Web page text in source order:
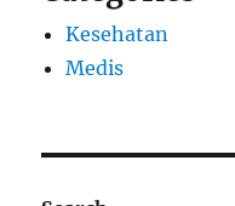
Kesehatan
Medis